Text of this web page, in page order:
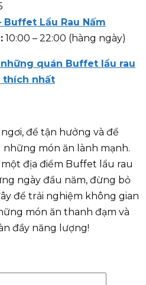
Buffet Lẩu Rau Nấm
10:00 – 22:00 (hàng ngày)
những quán Buffet lẩu rau
thích nhất
để tận hưởng và để
món ăn lành mạnh.
địa điểm Buffet lẩu rau
ngày đầu năm, đừng bỏ
để trải nghiệm không gian
món ăn thanh đạm và
đầy năng lượng!